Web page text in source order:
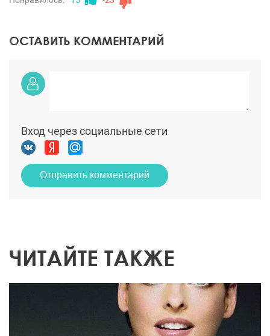
ОСТАВИТЬ КОММЕНТАРИЙ
Вход через социальные сети
Отправить комментарий
ЧИТАЙТЕ ТАКЖЕ